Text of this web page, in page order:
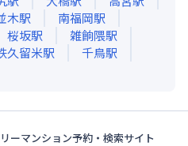
木駅 南福岡駅
桜坂駅 雑餉隈駅
久留米駅 千鳥駅
ーマンション予約・検索サイト